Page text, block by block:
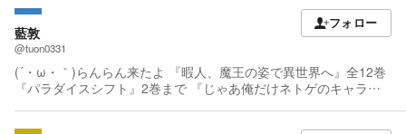
藍敦
@tuon0331
(´・ω・｀)らんらん来たよ 『暇人、魔王の姿で異世界へ』全12巻
『パラダイスシフト』2巻まで 『じゃあ俺だけネトゲのキャラ使
フォロー